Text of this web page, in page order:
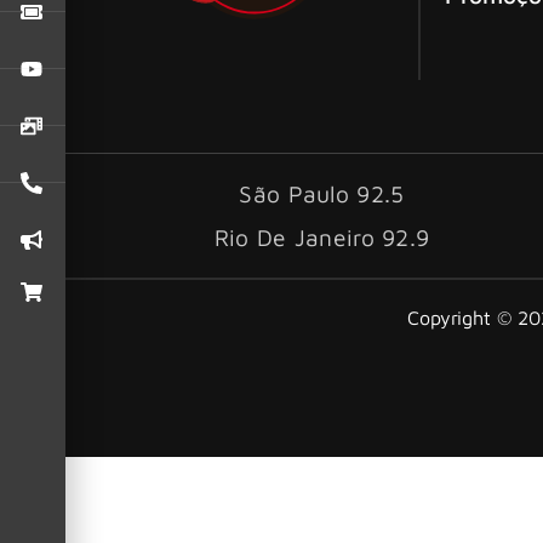
São Paulo 92.5
Rio De Janeiro 92.9
Copyright ©